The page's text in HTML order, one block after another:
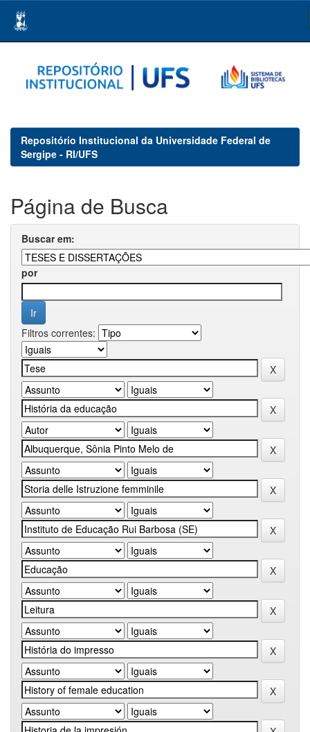
navigation
Repositório Institucional da Universidade Federal de
Sergipe - RI/UFS
Página de Busca
Buscar em:
por
Filtros correntes: